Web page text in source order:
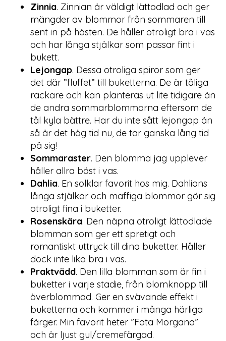
Zinnia. Zinnian är väldigt lättodlad och ger
mängder av blommor från sommaren till
sent in på hösten. De håller otroligt bra i vas
och har långa stjälkar som passar fint i
bukett.
Lejongap. Dessa otroliga spiror som ger
det där ”fluffet” till buketterna. De är tåliga
rackare och kan planteras ut lite tidigare än
de andra sommarblommorna eftersom de
tål kyla bättre. Har du inte sått lejongap än
så är det hög tid nu, de tar ganska lång tid
på sig!
Sommaraster. Den blomma jag upplever
håller allra bäst i vas.
Dahlia. En solklar favorit hos mig. Dahlians
långa stjälkar och maffiga blommor gör sig
otroligt fina i buketter.
Rosenskära. Den näpna otroligt lättodlade
blomman som ger ett spretigt och
romantiskt uttryck till dina buketter. Håller
dock inte lika bra i vas.
Praktvädd. Den lilla blomman som är fin i
buketter i varje stadie, från blomknopp till
överblommad. Ger en svävande effekt i
buketterna och kommer i många härliga
färger. Min favorit heter ”Fata Morgana”
och är ljust gul/cremefärgad.